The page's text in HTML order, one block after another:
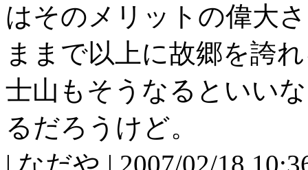
はそのメリットの偉大
ままで以上に故郷を誇
士山もそうなるといい
るだろうけど。
| なだや | 2007/02/18